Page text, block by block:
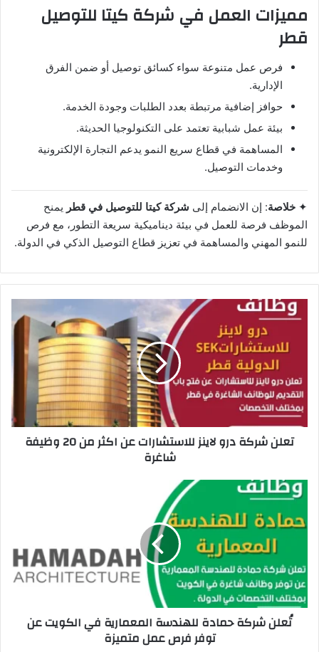
مميزات العمل في شركة كيتا للتوصيل
قطر
فرص عمل متنوعة سواء كسائق توصيل أو ضمن الفرق
الإدارية.
حوافز إضافية مرتبطة بعدد الطلبات وجودة الخدمة.
بيئة عمل شبابية تعتمد على التكنولوجيا الحديثة.
المساهمة في قطاع سريع النمو يدعم التجارة الإلكترونية
وخدمات التوصيل.
✦ خلاصة: إن الانضمام إلى شركة كيتا للتوصيل في قطر يمنح
الموظف فرصة للعمل في بيئة ديناميكية سريعة التطور، مع فرص
للنمو المهني والمساهمة في تعزيز قطاع التوصيل الذكي في الدولة.
ة
د
ز
ا
س
ت
تعلن شركة درو لاينز للاستشارات عن اكثر من 20 وظيفة
شاغرة
ن
ك
ة
ح
تُعلن شركة حمادة للهندسة المعمارية في الكويت عن
توفر فرص عمل متميزة